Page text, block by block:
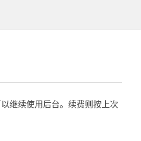
继续使用后台。续费则按上次